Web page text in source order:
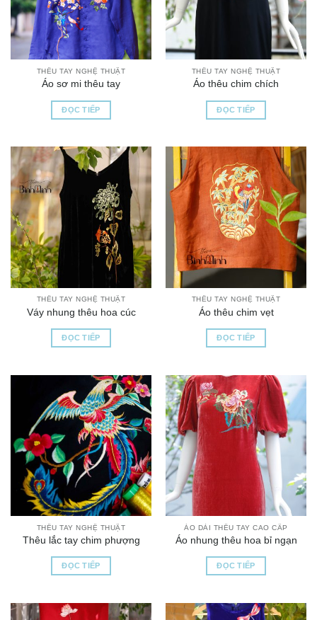
THÊU TAY NGHỆ THUẬT
Áo sơ mi thêu tay
ĐỌC TIẾP
THÊU TAY NGHỆ THUẬT
Áo thêu chim chích
ĐỌC TIẾP
THÊU TAY NGHỆ THUẬT
Váy nhung thêu hoa cúc
ĐỌC TIẾP
THÊU TAY NGHỆ THUẬT
Áo thêu chim vẹt
ĐỌC TIẾP
THÊU TAY NGHỆ THUẬT
Thêu lắc tay chim phượng
ĐỌC TIẾP
ÁO DÀI THÊU TAY CAO CẤP
Áo nhung thêu hoa bỉ ngạn
ĐỌC TIẾP